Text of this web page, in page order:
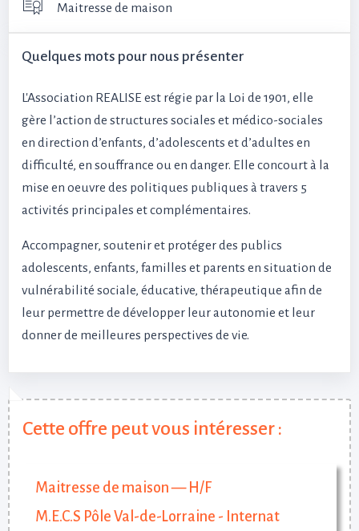
Maitresse de maison
Quelques mots pour nous présenter
L'Association REALISE est régie par la Loi de 1901, elle
gère l’action de structures sociales et médico-sociales
en direction d’enfants, d’adolescents et d’adultes en
difficulté, en souffrance ou en danger. Elle concourt à la
mise en oeuvre des politiques publiques à travers 5
activités principales et complémentaires.
Accompagner, soutenir et protéger des publics
adolescents, enfants, familles et parents en situation de
vulnérabilité sociale, éducative, thérapeutique afin de
leur permettre de développer leur autonomie et leur
donner de meilleures perspectives de vie.
Cette offre peut vous intéresser :
Maitresse de maison — H/F
M.E.C.S Pôle Val-de-Lorraine - Internat